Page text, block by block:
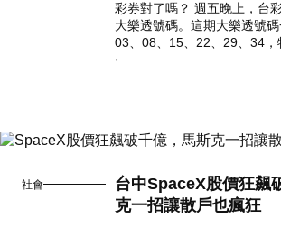
彩券對了嗎？ 週五晚上，台
大樂透號碼。這期大樂透號碼
03、08、15、22、29、34，
·
社會
台中SpaceX股價狂飆
克一招讓散戶也瘋狂